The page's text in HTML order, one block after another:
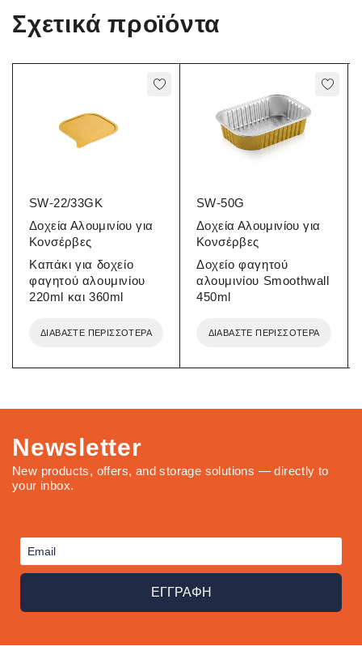
Σχετικά προϊόντα
SW-22/33GK
Δοχεία Αλουμινίου για
Κονσέρβες
Καπάκι για δοχείο
φαγητού αλουμινίου
220ml και 360ml
ΔΙΑΒΆΣΤΕ ΠΕΡΙΣΣΌΤΕΡΑ
SW-50G
Δοχεία Αλουμινίου για
Κονσέρβες
Δοχείο φαγητού
αλουμινίου Smoothwall
450ml
ΔΙΑΒΆΣΤΕ ΠΕΡΙΣΣΌΤΕΡΑ
Newsletter
New products, offers, and storage solutions — directly to
your inbox.
ΕΓΓΡΑΦΗ